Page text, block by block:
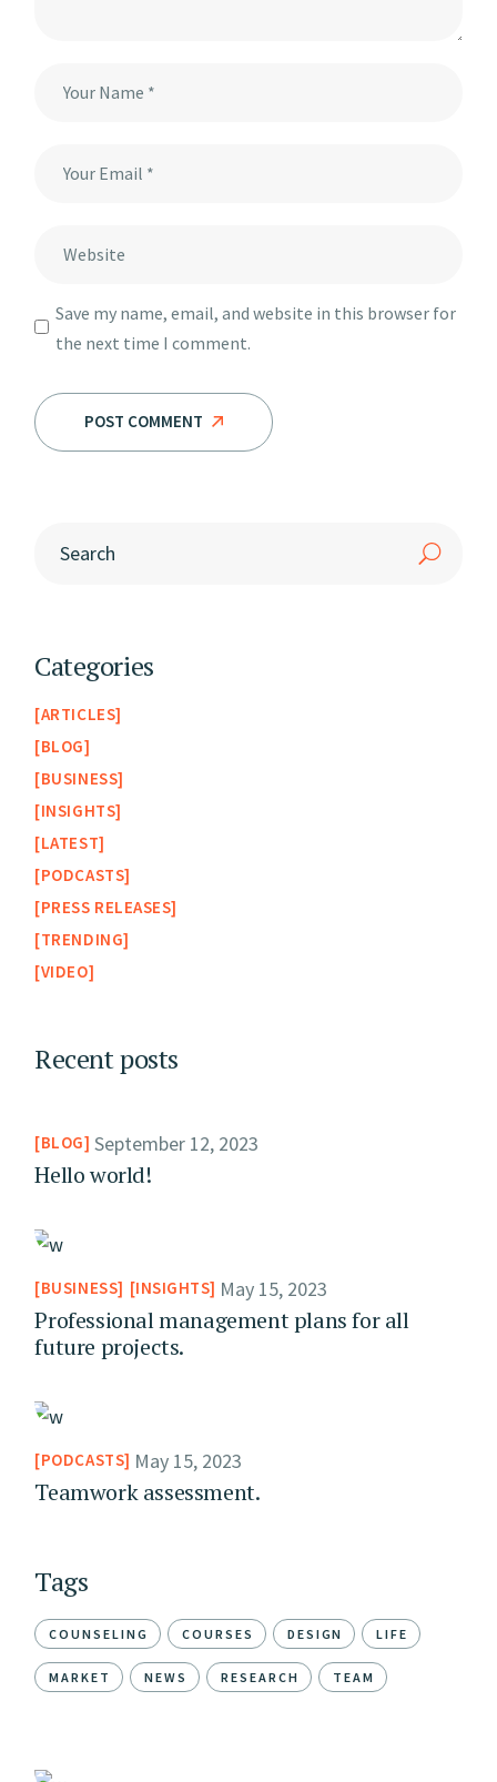
Save my name, email, and website in this browser for
the next time I comment.
POST COMMENT
Categories
ARTICLES
BLOG
BUSINESS
INSIGHTS
LATEST
PODCASTS
PRESS RELEASES
TRENDING
VIDEO
Recent posts
BLOG September 12, 2023
Hello world!
BUSINESS INSIGHTS May 15, 2023
Professional management plans for all
future projects.
PODCASTS May 15, 2023
Teamwork assessment.
Tags
COUNSELING COURSES DESIGN LIFE
MARKET NEWS RESEARCH TEAM